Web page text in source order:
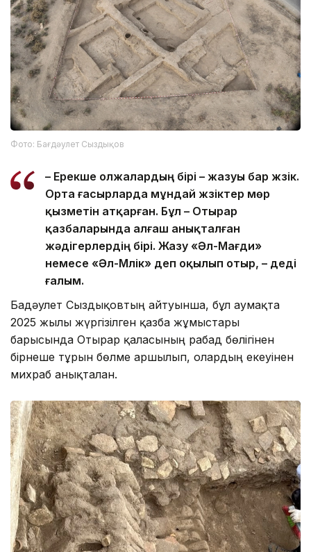
Фото: Бағдәулет Сыздықов
– Ерекше олжалардың бірі – жазуы бар жүзік.
Орта ғасырларда мұндай жүзіктер мөр
қызметін атқарған. Бұл – Отырар
қазбаларында алғаш анықталған
жәдігерлердің бірі. Жазу «Әл-Мағди»
немесе «Әл-Мүлік» деп оқылып отыр, – деді
ғалым.
Бағдәулет Сыздықовтың айтуынша, бұл аумақта
2025 жылы жүргізілген қазба жұмыстары
барысында Отырар қаласының рабад бөлігінен
бірнеше тұрғын бөлме аршылып, олардың екеуінен
михраб анықталған.